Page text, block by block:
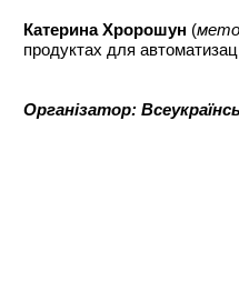
Катерина Хророшун (
продуктах для
Організатор: